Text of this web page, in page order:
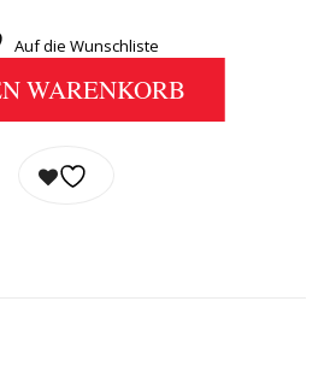
Auf die Wunschliste
WARENKORB